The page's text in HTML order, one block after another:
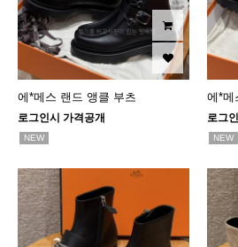
에*메스 랜드 앵클 부츠
로그인시 가격공개
NEW
에*메
로그
NEW